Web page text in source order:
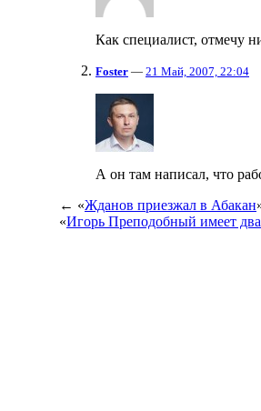
Как специалист, отмечу
Foster — 21 Май, 2007, 22:04
А он там написал, что
← «Жданов приезжал в Абакан
«Игорь Преподобный имеет два